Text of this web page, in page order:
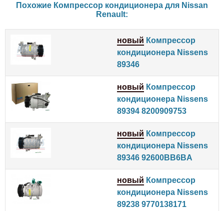
Похожие Компрессор кондиционера для Nissan
Renault:
новый Компрессор
кондиционера Nissens
89346
новый Компрессор
кондиционера Nissens
89394 8200909753
новый Компрессор
кондиционера Nissens
89346 92600BB6BA
новый Компрессор
кондиционера Nissens
89238 9770138171